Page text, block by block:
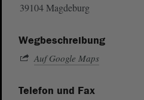
39104 Magdeburg
Wegbeschreibung
Auf Google Maps
Telefon und Fax